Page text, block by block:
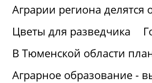
Аграрии региона
Цветы для разведчика
В Тюменской области
Аграрное образование -